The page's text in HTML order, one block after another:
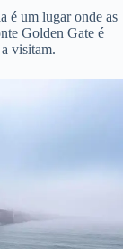
é um lugar onde as
Golden Gate é
visitam.